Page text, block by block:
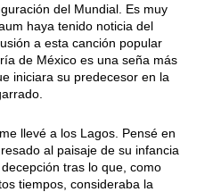
del Mundial. Es muy
haya tenido noticia del
a esta canción popular
de México es una seña más
iniciara su predecesor en la
llevé a los Lagos. Pensé en
al paisaje de su infancia
tras lo que, como
tiempos, consideraba la